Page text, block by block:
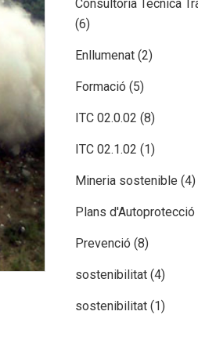
Consultoria Tècnica
(6)
Enllumenat (2)
Formació (5)
ITC 02.0.02 (8)
ITC 02.1.02 (1)
Mineria sostenible (4)
Plans d'Autoprotecció
Prevenció (8)
sostenibilitat (4)
sostenibilitat (1)